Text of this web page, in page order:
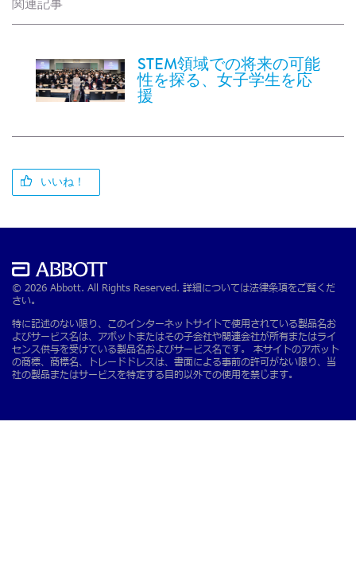
関連記事
STEM領域での将来の可能
性を探る、女子学生を応
援
いいね！
© 2026 Abbott. All Rights Reserved. 詳細については法律条項をご覧くだ
さい。
特に記述のない限り、このインターネットサイトで使用されている製品名お
よびサービス名は、アボットまたはその子会社や関連会社が所有またはライ
センス供与を受けている製品名およびサービス名です。 本サイトのアボット
の商標、商標名、トレードドレスは、書面による事前の許可がない限り、当
社の製品またはサービスを特定する目的以外での使用を禁じます。